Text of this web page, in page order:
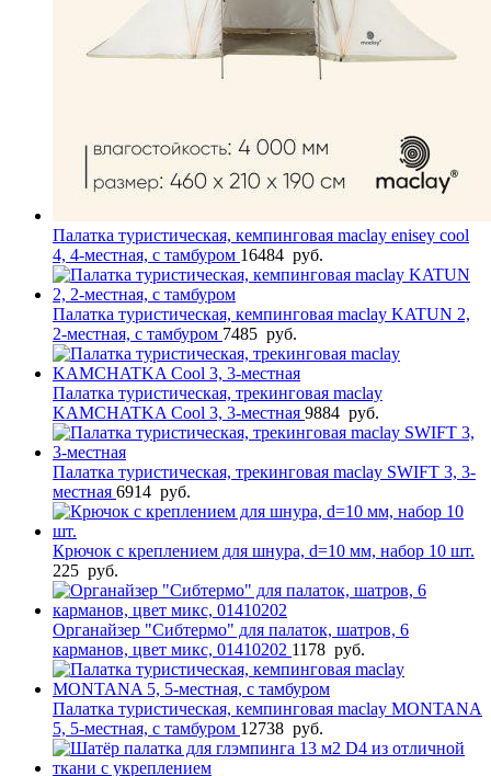
Палатка туристическая, кемпинговая maclay enisey cool
4, 4-местная, с тамбуром 16484 руб.
Палатка туристическая, кемпинговая maclay KATUN 2,
2-местная, с тамбуром 7485 руб.
Палатка туристическая, трекинговая maclay
KAMCHATKA Cool 3, 3-местная 9884 руб.
Палатка туристическая, трекинговая maclay SWIFT 3, 3-
местная 6914 руб.
Крючок с креплением для шнура, d=10 мм, набор 10 шт.
225 руб.
Органайзер "Сибтермо" для палаток, шатров, 6
карманов, цвет микс, 01410202 1178 руб.
Палатка туристическая, кемпинговая maclay MONTANA
5, 5-местная, с тамбуром 12738 руб.